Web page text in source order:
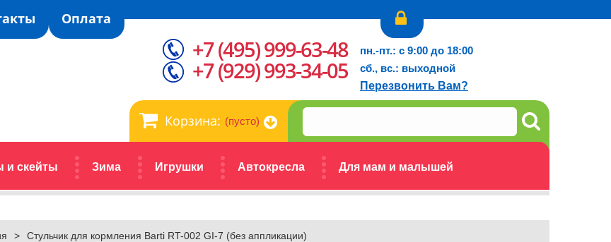
Оплата
Корзина: (пусто)
и скейты Зима Игрушки Автокресла Для мам и малышей
+7 (495) 999-63-48
+7 (929) 993-34-05
пн.-пт.: с 9:00 до 18:00
сб., вс.: выходной
Перезвонить Вам?
> Стульчик для кормления Barti RT-002 GI-7 (без аппликации)